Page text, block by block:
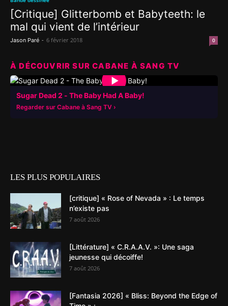
[Critique] Glitterbomb et Babyteeth: le
mal qui vient de l’intérieur
Jason Paré - 6 février 2018 0
À DÉCOUVRIR SUR CABANE À SANG TV
▶
Sugar Dead 2 - The Baby Had A Baby!
Regarder sur Cabane à Sang TV
LES PLUS POPULAIRES
[critique] « Rose of Nevada » : Le temps
n’existe pas
7 août 2026
[Littérature] « C.R.A.A.V. »: Une saga
jeunesse qui décoiffe!
7 août 2026
[Fantasia 2026] « Bliss: Beyond the Edge of